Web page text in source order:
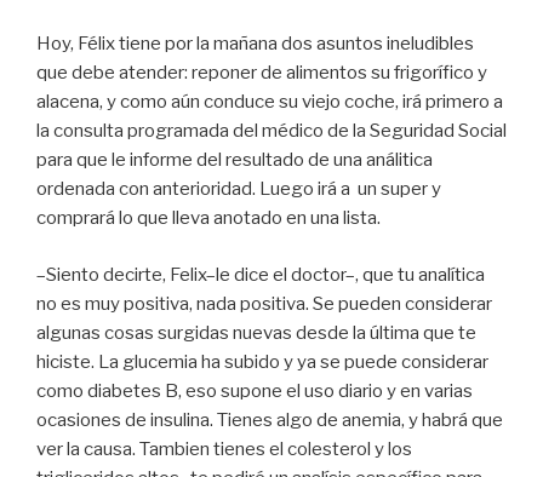
Hoy, Félix tiene por la mañana dos asuntos ineludibles
que debe atender: reponer de alimentos su frigorífico y
alacena, y como aún conduce su viejo coche, irá primero a
la consulta programada del médico de la Seguridad Social
para que le informe del resultado de una análitica
ordenada con anterioridad. Luego irá a un super y
comprará lo que lleva anotado en una lista.
–Siento decirte, Felix–le dice el doctor–, que tu analítica
no es muy positiva, nada positiva. Se pueden considerar
algunas cosas surgidas nuevas desde la última que te
hiciste. La glucemia ha subido y ya se puede considerar
como diabetes B, eso supone el uso diario y en varias
ocasiones de insulina. Tienes algo de anemia, y habrá que
ver la causa. Tambien tienes el colesterol y los